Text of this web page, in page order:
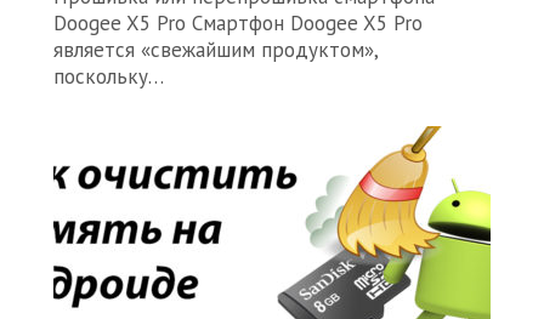
Doogee X5 Pro Смартфон Doogee X5 Pro
является «свежайшим продуктом»,
поскольку…